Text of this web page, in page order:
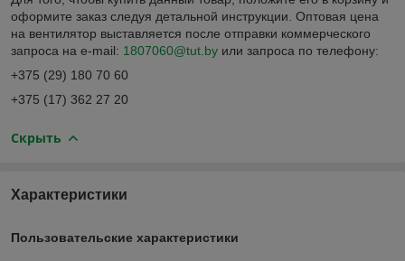
оформите заказ следуя детальной инструкции. Оптовая цена
на вентилятор выставляется после отправки коммерческого
запроса на e-mail: 1807060@tut.by или запроса по телефону:
+375 (29) 180 70 60
+375 (17) 362 27 20
Скрыть
Характеристики
Пользовательские характеристики